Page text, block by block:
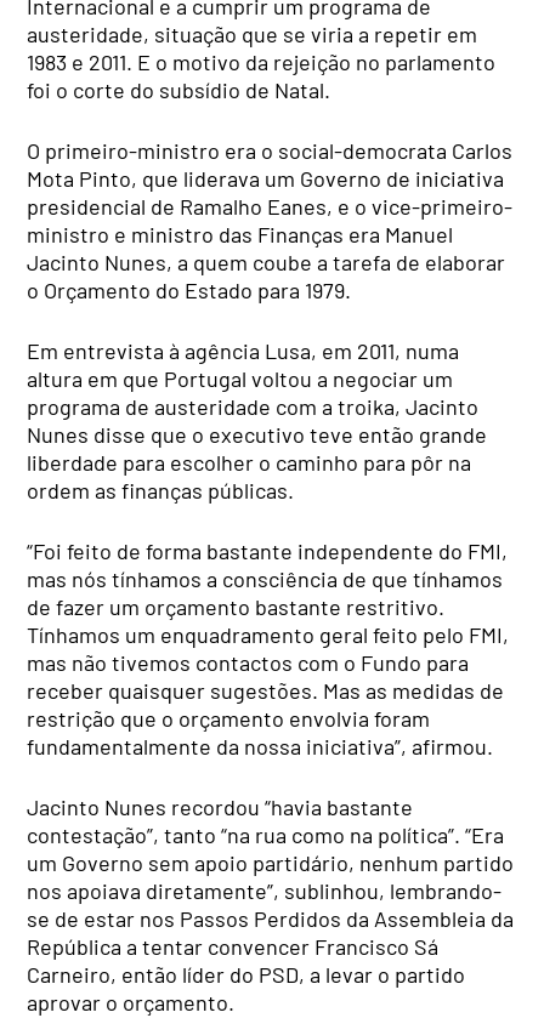
Internacional e a cumprir um programa de
austeridade, situação que se viria a repetir em
1983 e 2011. E o motivo da rejeição no parlamento
foi o corte do subsídio de Natal.
O primeiro-ministro era o social-democrata Carlos
Mota Pinto, que liderava um Governo de iniciativa
presidencial de Ramalho Eanes, e o vice-primeiro-
ministro e ministro das Finanças era Manuel
Jacinto Nunes, a quem coube a tarefa de elaborar
o Orçamento do Estado para 1979.
Em entrevista à agência Lusa, em 2011, numa
altura em que Portugal voltou a negociar um
programa de austeridade com a troika, Jacinto
Nunes disse que o executivo teve então grande
liberdade para escolher o caminho para pôr na
ordem as finanças públicas.
“Foi feito de forma bastante independente do FMI,
mas nós tínhamos a consciência de que tínhamos
de fazer um orçamento bastante restritivo.
Tínhamos um enquadramento geral feito pelo FMI,
mas não tivemos contactos com o Fundo para
receber quaisquer sugestões. Mas as medidas de
restrição que o orçamento envolvia foram
fundamentalmente da nossa iniciativa”, afirmou.
Jacinto Nunes recordou “havia bastante
contestação”, tanto “na rua como na política”. “Era
um Governo sem apoio partidário, nenhum partido
nos apoiava diretamente”, sublinhou, lembrando-
se de estar nos Passos Perdidos da Assembleia da
República a tentar convencer Francisco Sá
Carneiro, então líder do PSD, a levar o partido
aprovar o orçamento.